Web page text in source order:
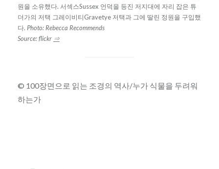
원을 소유했다. 서섹스Sussex 언덕을 등진 저지대에 자리 잡은 튜
더가의 저택 그레이비티Gravetye 저택과 그에 딸린 정원을 구입했
다. Photo: Rebecca Recommends
Source: flickr ⇒
© 100장면으로 읽는 조경의 역사/누가 식물을 두려워
하는가